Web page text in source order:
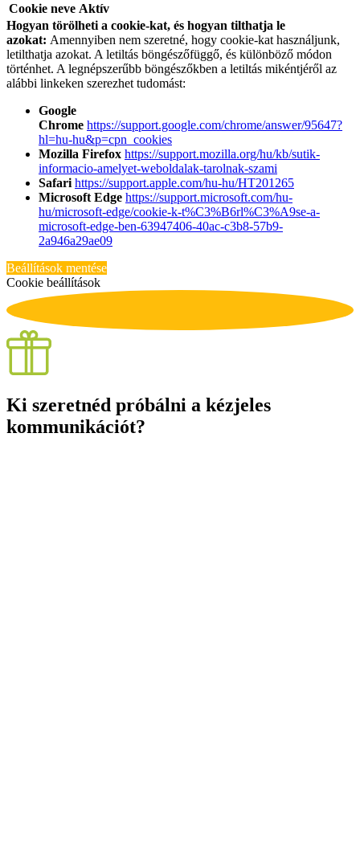
Cookie neve Aktív
Hogyan törölheti a cookie-kat, és hogyan tilthatja le
azokat: Amennyiben nem szeretné, hogy cookie-kat használjunk,
letilthatja azokat. A letiltás böngészőfüggő, és különböző módon
történhet. A legnépszerűbb böngészőkben a letiltás mikéntjéről az
alábbi linkeken szerezhet tudomást:
Google
Chrome https://support.google.com/chrome/answer/95647?
hl=hu-hu&p=cpn_cookies
Mozilla Firefox https://support.mozilla.org/hu/kb/sutik-
informacio-amelyet-weboldalak-tarolnak-szami
Safari https://support.apple.com/hu-hu/HT201265
Microsoft Edge https://support.microsoft.com/hu-
hu/microsoft-edge/cookie-k-t%C3%B6rl%C3%A9se-a-
microsoft-edge-ben-63947406-40ac-c3b8-57b9-
2a946a29ae09
Beállítások mentése
Cookie beállítások
Ki szeretnéd próbálni a kézjeles
kommunikációt?